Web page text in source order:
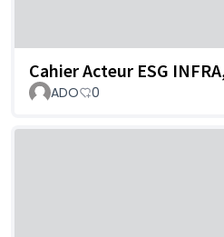
Cahier Acteur ESG
ADO 0